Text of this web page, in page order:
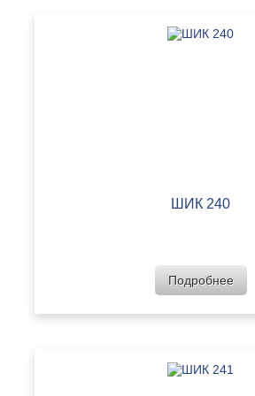
ШИК 240
Подробнее